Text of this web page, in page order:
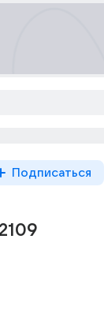
Подписаться